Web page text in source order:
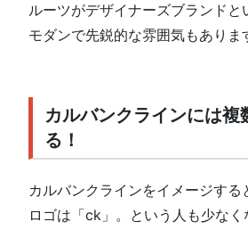
ルーツがデザイナーズブランドと
モダンで先鋭的な雰囲気もありま
カルバンクラインには複
る！
カルバンクラインをイメージする
ロゴは「ck」。という人も少なく